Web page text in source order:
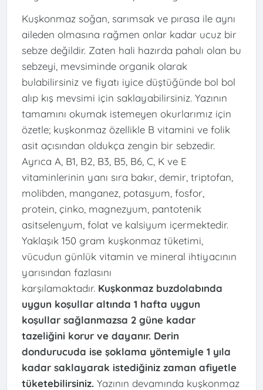
Kuşkonmaz soğan, sarımsak ve pırasa ile aynı
aileden olmasına rağmen onlar kadar ucuz bir
sebze değildir. Zaten hali hazırda pahalı olan bu
sebzeyi, mevsiminde organik olarak
bulabilirsiniz ve fiyatı iyice düştüğünde bol bol
alıp kış mevsimi için saklayabilirsiniz. Yazının
tamamını okumak istemeyen okurlarımız için
özetle; kuşkonmaz özellikle B vitamini ve folik
asit açısından oldukça zengin bir sebzedir.
Ayrıca A, B1, B2, B3, B5, B6, C, K ve E
vitaminlerinin yanı sıra bakır, demir, triptofan,
molibden, manganez, potasyum, fosfor,
protein, çinko, magnezyum, pantotenik
asitselenyum, folat ve kalsiyum içermektedir.
Yaklaşık 150 gram kuşkonmaz tüketimi,
vücudun günlük vitamin ve mineral ihtiyacının
yarısından fazlasını
karşılamaktadır. Kuşkonmaz buzdolabında
uygun koşullar altında 1 hafta uygun
koşullar sağlanmazsa 2 güne kadar
tazeliğini korur ve dayanır. Derin
dondurucuda ise şoklama yöntemiyle 1 yıla
kadar saklayarak istediğiniz zaman afiyetle
tüketebilirsiniz.Yazının devamında kuşkonmaz